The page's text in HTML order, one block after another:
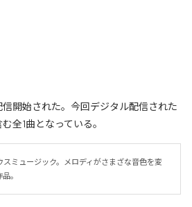
信開始された。今回デジタル配信された
全1曲となっている。
ミュージック。メロディがさまざな音色を変
。